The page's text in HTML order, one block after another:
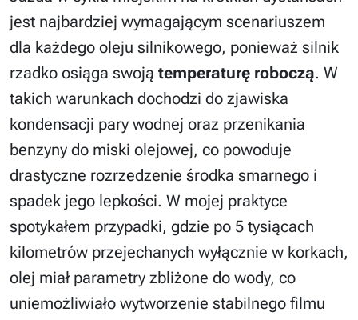
jest najbardziej wymagającym scenariuszem
dla każdego oleju silnikowego, ponieważ silnik
rzadko osiąga swoją temperaturę roboczą. W
takich warunkach dochodzi do zjawiska
kondensacji pary wodnej oraz przenikania
benzyny do miski olejowej, co powoduje
drastyczne rozrzedzenie środka smarnego i
spadek jego lepkości. W mojej praktyce
spotykałem przypadki, gdzie po 5 tysiącach
kilometrów przejechanych wyłącznie w korkach,
olej miał parametry zbliżone do wody, co
uniemożliwiało wytworzenie stabilnego filmu